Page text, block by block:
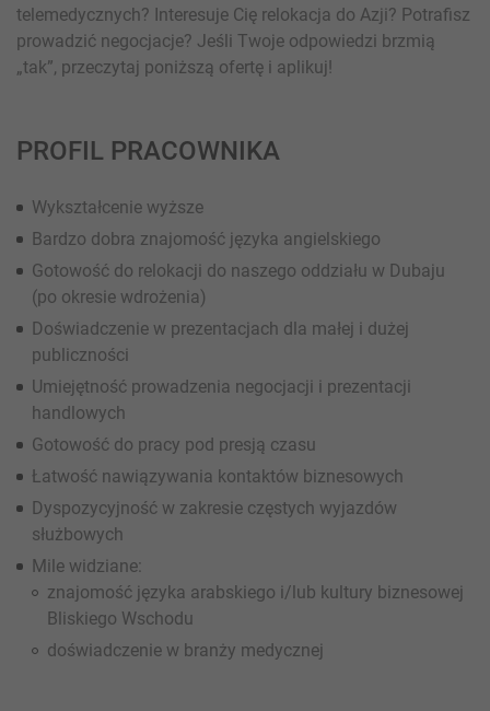
telemedycznych? Interesuje Cię relokacja do Azji? Potrafisz
prowadzić negocjacje? Jeśli Twoje odpowiedzi brzmią
„tak”, przeczytaj poniższą ofertę i aplikuj!
PROFIL PRACOWNIKA
Wykształcenie wyższe
Bardzo dobra znajomość języka angielskiego
Gotowość do relokacji do naszego oddziału w Dubaju
(po okresie wdrożenia)
Doświadczenie w prezentacjach dla małej i dużej
publiczności
Umiejętność prowadzenia negocjacji i prezentacji
handlowych
Gotowość do pracy pod presją czasu
Łatwość nawiązywania kontaktów biznesowych
Dyspozycyjność w zakresie częstych wyjazdów
służbowych
Mile widziane:
znajomość języka arabskiego i/lub kultury biznesowej
Bliskiego Wschodu
doświadczenie w branży medycznej